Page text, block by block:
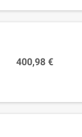
400,98 €